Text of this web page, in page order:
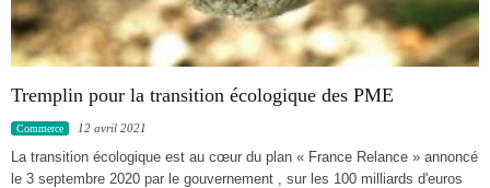
Tremplin pour la transition écologique des PME
Commerce 12 avril 2021
La transition écologique est au cœur du plan « France Relance » annoncé
le 3 septembre 2020 par le gouvernement , sur les 100 milliards d'euros